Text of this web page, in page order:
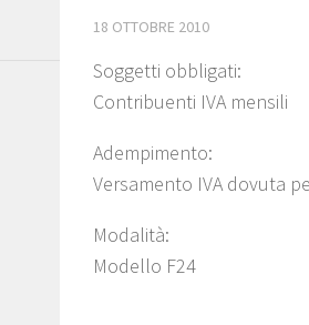
18 OTTOBRE 2010
Soggetti obbligati:
Contribuenti IVA mensili
Adempimento:
Versamento IVA dovuta
Modalità:
Modello F24